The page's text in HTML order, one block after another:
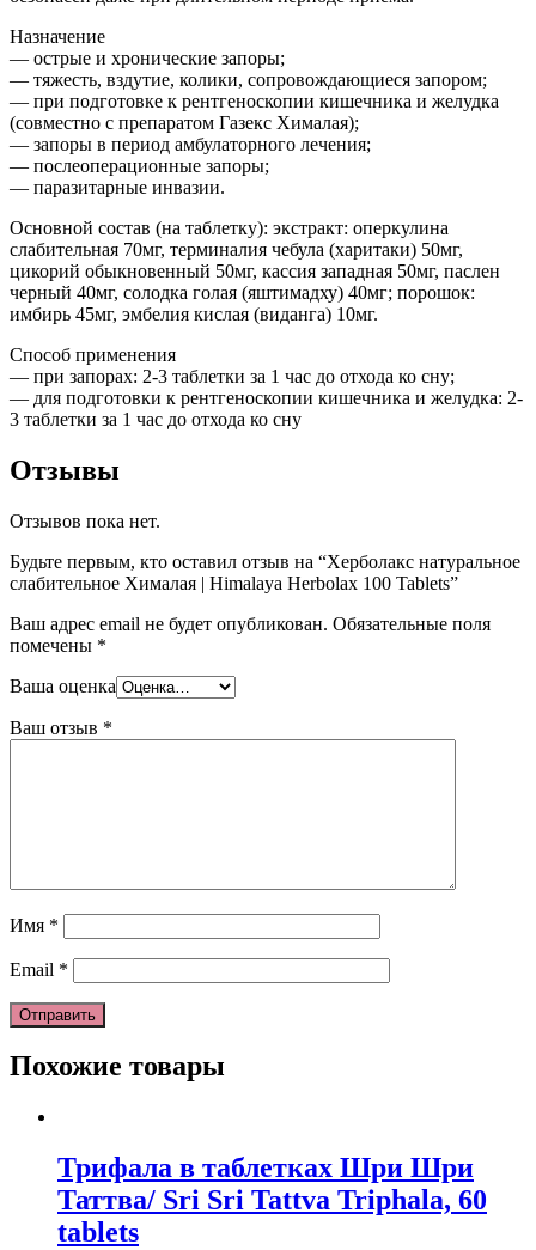
Назначение
— острые и хронические запоры;
— тяжесть, вздутие, колики, сопровождающиеся запором;
— при подготовке к рентгеноскопии кишечника и желудка
(совместно с препаратом Газекс Хималая);
— запоры в период амбулаторного лечения;
— послеоперационные запоры;
— паразитарные инвазии.
Основной состав (на таблетку): экстракт: оперкулина
слабительная 70мг, терминалия чебула (харитаки) 50мг,
цикорий обыкновенный 50мг, кассия западная 50мг, паслен
черный 40мг, солодка голая (яштимадху) 40мг; порошок:
имбирь 45мг, эмбелия кислая (виданга) 10мг.
Способ применения
— при запорах: 2-3 таблетки за 1 час до отхода ко сну;
— для подготовки к рентгеноскопии кишечника и желудка: 2-
3 таблетки за 1 час до отхода ко сну
Отзывы
Отзывов пока нет.
Будьте первым, кто оставил отзыв на “Херболакс натуральное
слабительное Хималая | Himalaya Herbolax 100 Tablets”
Ваш адрес email не будет опубликован. Обязательные поля
помечены *
Ваша оценка
Ваш отзыв *
Имя *
Email *
Похожие товары
Трифала в таблетках Шри Шри
Таттва/ Sri Sri Tattva Triphala, 60
tablets